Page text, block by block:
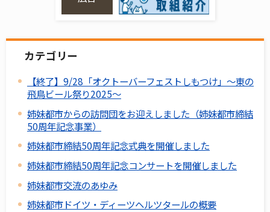
カテゴリー
【終了】9/28「オクトーバーフェストしもつけ」～東の
飛鳥ビール祭り2025～
姉妹都市からの訪問団をお迎えしました（姉妹都市締結
50周年記念事業）
姉妹都市締結50周年記念式典を開催しました
姉妹都市締結50周年記念コンサートを開催しました
姉妹都市交流のあゆみ
姉妹都市ドイツ・ディーツヘルツタールの概要